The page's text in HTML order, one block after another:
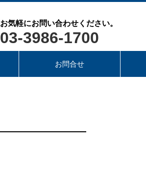
お気軽にお問い合わせください。
03-3986-1700
お問合せ